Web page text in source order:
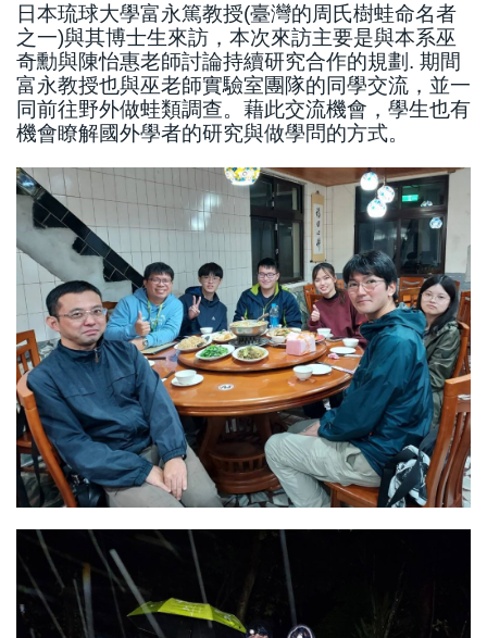
日本琉球大學富永篤教授(臺灣的周氏樹蛙命名者
之一)與其博士生來訪，本次來訪主要是與本系巫
奇勳與陳怡惠老師討論持續研究合作的規劃. 期間
富永教授也與巫老師實驗室團隊的同學交流，並一
同前往野外做蛙類調查。藉此交流機會，學生也有
機會瞭解國外學者的研究與做學問的方式。